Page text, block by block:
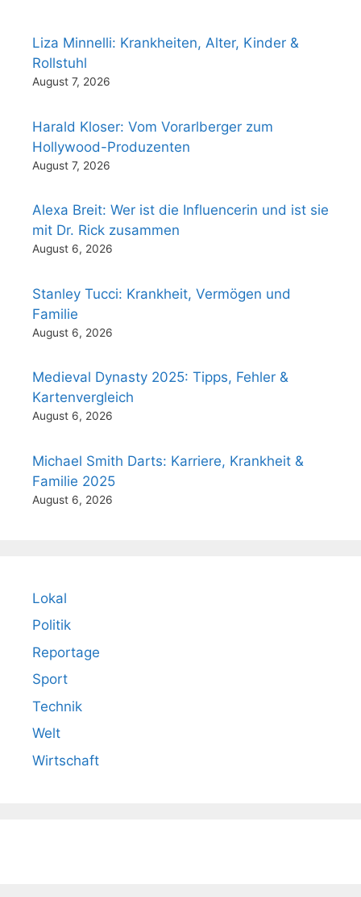
Liza Minnelli: Krankheiten, Alter, Kinder &
Rollstuhl
August 7, 2026
Harald Kloser: Vom Vorarlberger zum
Hollywood-Produzenten
August 7, 2026
Alexa Breit: Wer ist die Influencerin und ist sie
mit Dr. Rick zusammen
August 6, 2026
Stanley Tucci: Krankheit, Vermögen und
Familie
August 6, 2026
Medieval Dynasty 2025: Tipps, Fehler &
Kartenvergleich
August 6, 2026
Michael Smith Darts: Karriere, Krankheit &
Familie 2025
August 6, 2026
Lokal
Politik
Reportage
Sport
Technik
Welt
Wirtschaft